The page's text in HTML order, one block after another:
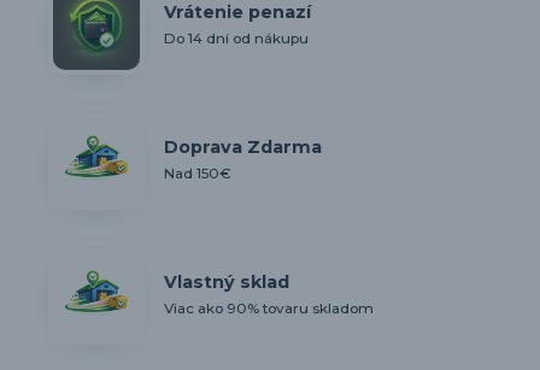
Vrátenie penazí
Do 14 dní od nákupu
Doprava Zdarma
Nad 150€
Vlastný sklad
Viac ako 90% tovaru skladom